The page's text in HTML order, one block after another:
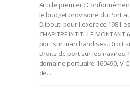
Article premier :
le budget provisoire du Port
Djibouti pour l'exercice 1981
CHAPITRE INTITULE
port sur marchandises. Droit
Droits de port sur les navires
domaine portuaire 160490, V
de...